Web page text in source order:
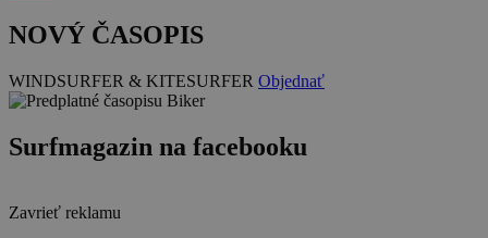
NOVÝ ČASOPIS
WINDSURFER & KITESURFER Objednať
Surfmagazin na facebooku
Zavrieť reklamu